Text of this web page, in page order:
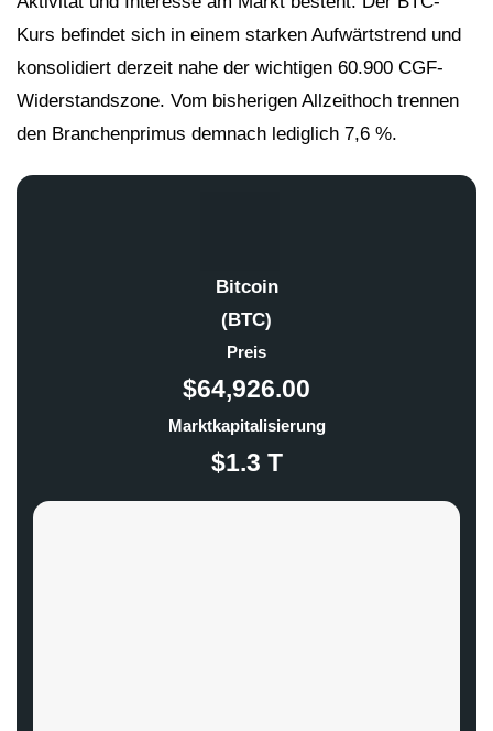
Kurs befindet sich in einem starken Aufwärtstrend und
konsolidiert derzeit nahe der wichtigen 60.900 CGF-
Widerstandszone. Vom bisherigen Allzeithoch trennen
den Branchenprimus demnach lediglich 7,6 %.
Bitcoin
(BTC)
Preis
$64,926.00
Marktkapitalisierung
$1.3 T